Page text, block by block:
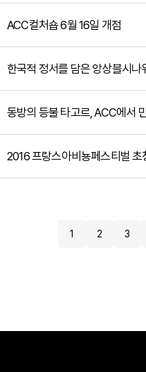
ACC컬처숍 6월 16일 개점
한국적 정서를 담은 앙상블시나
동방의 등불 타고르, ACC에서
2016 프랑스아비뇽페스티벌
1 2 3